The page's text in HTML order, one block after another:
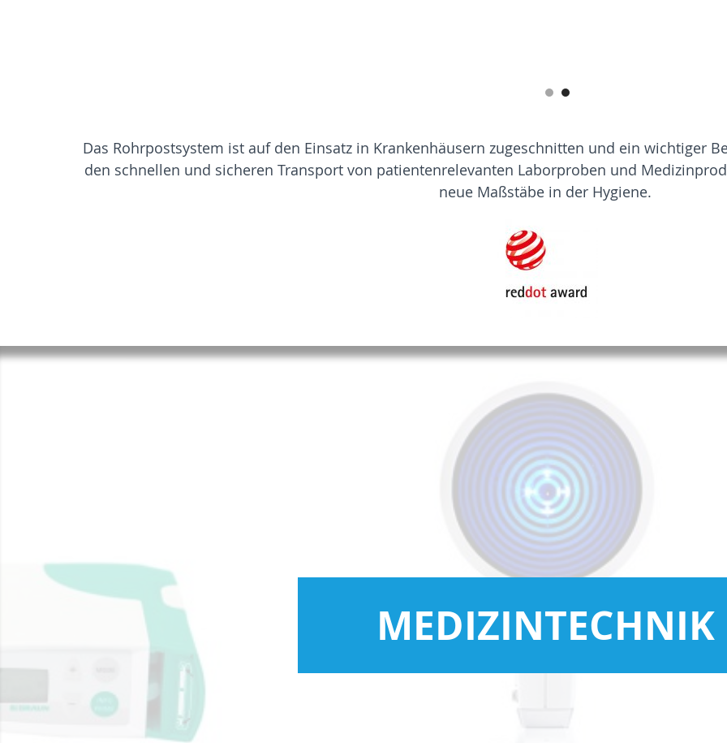
Das Rohrpostsystem ist auf den Einsatz in Krankenhäusern zugeschnitten und ein wichtiger
den schnellen und sicheren Transport von patientenrelevanten Laborproben und
neue Maßstäbe in der Hygiene.
MEDIZINTECHNIK